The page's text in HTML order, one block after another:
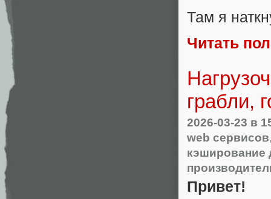
Там я
Читать
грабли,
2026-03-23 в
web сервисов
кэширование
Привет!